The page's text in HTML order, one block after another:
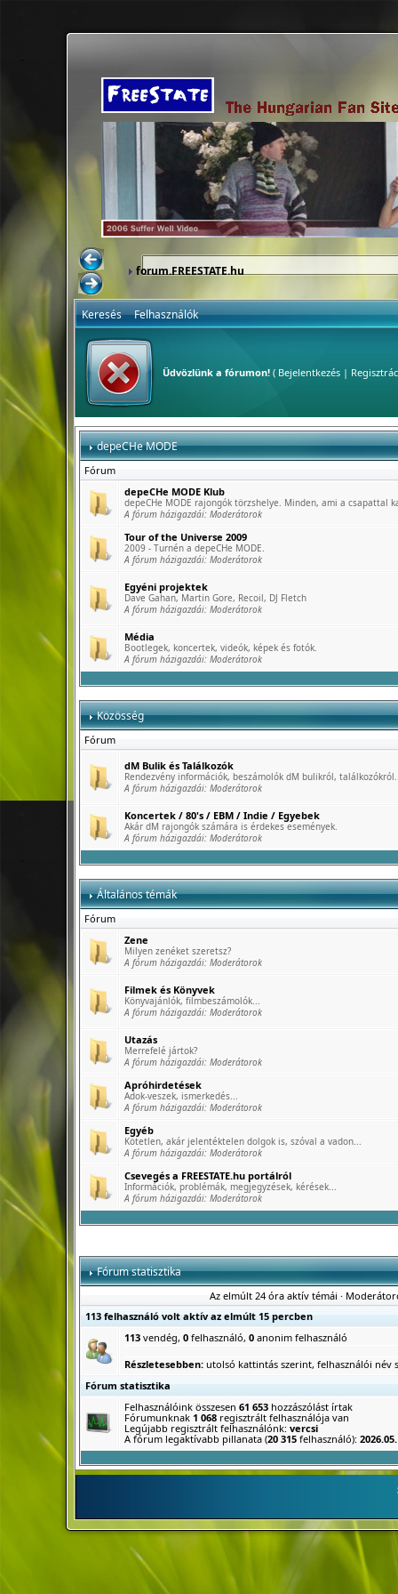
forum.FREESTATE.hu
Keresés Felhasználók
Üdvözlünk a fórumon!( Bejelentkezés|
depeCHe MODE
Fórum
depeCHe MODE Klub
depeCHe MODE rajongók törzshelye. Minden, ami a csapattal
A fórum házigazdái: Moderátorok
Tour of the Universe 2009
2009 - Turnén a depeCHe MODE.
A fórum házigazdái: Moderátorok
Egyéni projektek
Dave Gahan, Martin Gore, Recoil, DJ Fletch
A fórum házigazdái: Moderátorok
Média
Bootlegek, koncertek, videók, képek és fotók.
A fórum házigazdái: Moderátorok
Közösség
Fórum
dM Bulik és Találkozók
Rendezvény információk, beszámolók dM bulikról, találkozókról.
A fórum házigazdái: Moderátorok
Koncertek / 80's / EBM / Indie / Egyebek
Akár dM rajongók számára is érdekes események.
A fórum házigazdái: Moderátorok
Általános témák
Fórum
Zene
Milyen zenéket szeretsz?
A fórum házigazdái: Moderátorok
Filmek és Könyvek
Könyvajánlók, filmbeszámolók...
A fórum házigazdái: Moderátorok
Utazás
Merrefelé jártok?
A fórum házigazdái: Moderátorok
Apróhirdetések
Adok-veszek, ismerkedés...
A fórum házigazdái: Moderátorok
Egyéb
Kötetlen, akár jelentéktelen dolgok is, szóval a vadon...
A fórum házigazdái: Moderátorok
Csevegés a FREESTATE.hu portálról
Információk, problémák, megjegyzések, kérések...
A fórum házigazdái: Moderátorok
Fórum statisztika
Az elmúlt 24 óra aktív témái ·
113 felhasználó volt aktív az elmúlt 15 percben
113vendég, 0felhasználó, 0anonim felhasználó
Részletesebben: utolsó kattintás szerint, felhasználói név
Fórum statisztika
Felhasználóink összesen 61 653hozzászólást írtak
Fórumunknak 1 068regisztrált felhasználója van
Legújabb regisztrált felhasználónk: vercsi
A fórum legaktívabb pillanata (20 315felhasználó):